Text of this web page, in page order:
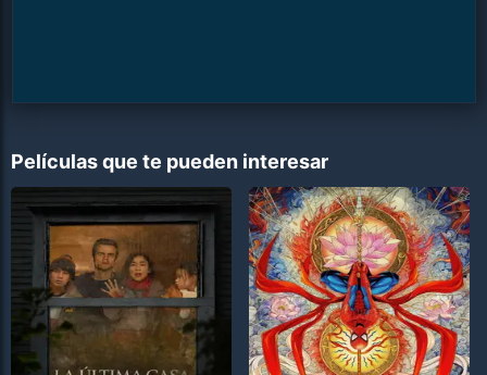
Películas que te pueden interesar